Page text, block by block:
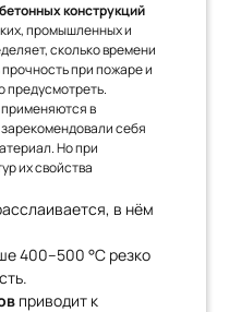
конструкций
промышленных и
сколько времени
при пожаре и
предусмотреть.
в
себя
Но при
их свойства
в нём
400–500 °C резко
приводит к